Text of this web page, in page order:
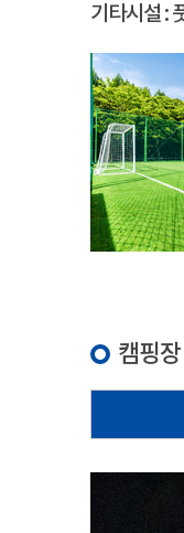
기타시설 :
캠핑장